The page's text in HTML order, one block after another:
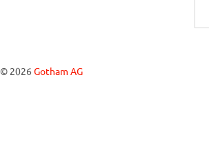
© 2026 Gotham AG